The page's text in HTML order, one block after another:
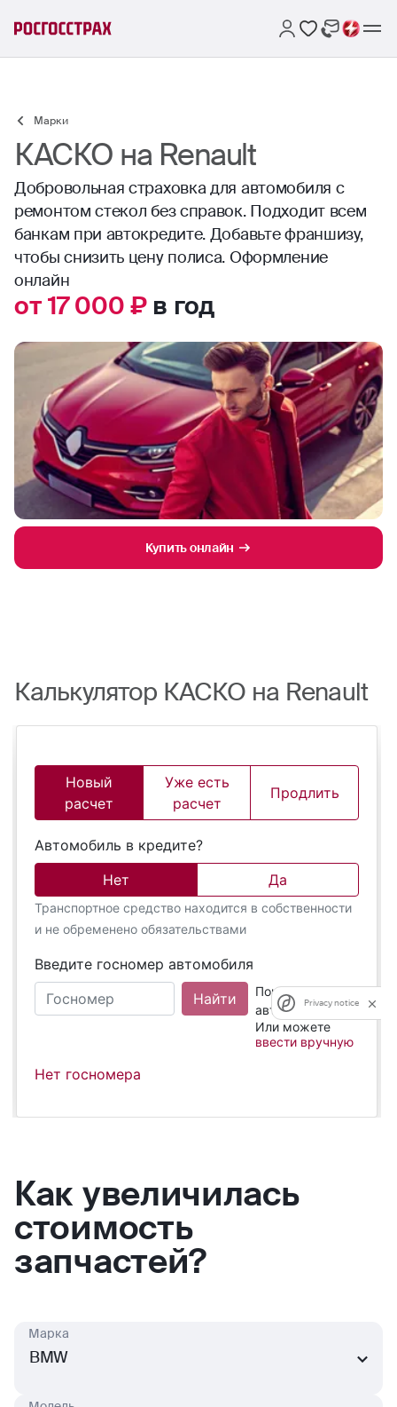
Марки
КАСКО на Renault
Добровольная страховка для автомобиля с
ремонтом стекол без справок. Подходит всем
банкам при автокредите. Добавьте франшизу,
чтобы снизить цену полиса. Оформление
онлайн
от 17 000 ₽в год
Купить онлайн
Калькулятор КАСКО на Renault
Как увеличилась
стоимость
запчастей?
BMW
Марка